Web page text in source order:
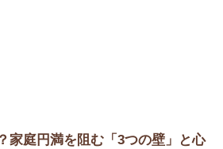
家庭円満を阻む「3つの壁」と心